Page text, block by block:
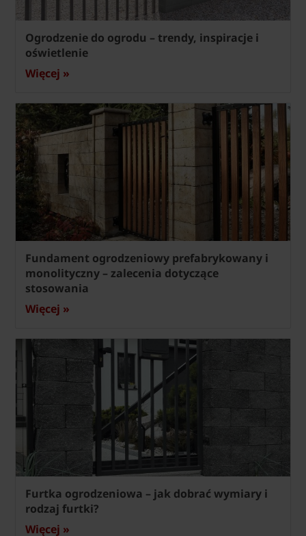
Ogrodzenie do ogrodu – trendy, inspiracje i
oświetlenie
Więcej »
Fundament ogrodzeniowy prefabrykowany i
monolityczny – zalecenia dotyczące
stosowania
Więcej »
Furtka ogrodzeniowa – jak dobrać wymiary i
rodzaj furtki?
Więcej »